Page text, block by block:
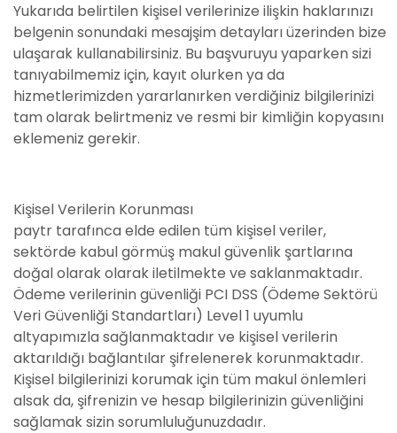
Yukarıda belirtilen kişisel verilerinize ilişkin haklarınızı
belgenin sonundaki mesajşim detayları üzerinden bize
ulaşarak kullanabilirsiniz. Bu başvuruyu yaparken sizi
tanıyabilmemiz için, kayıt olurken ya da
hizmetlerimizden yararlanırken verdiğiniz bilgilerinizi
tam olarak belirtmeniz ve resmi bir kimliğin kopyasını
eklemeniz gerekir.
Kişisel Verilerin Korunması
paytr tarafınca elde edilen tüm kişisel veriler,
sektörde kabul görmüş makul güvenlik şartlarına
doğal olarak olarak iletilmekte ve saklanmaktadır.
Ödeme verilerinin güvenliği PCI DSS (Ödeme Sektörü
Veri Güvenliği Standartları) Level 1 uyumlu
altyapımızla sağlanmaktadır ve kişisel verilerin
aktarıldığı bağlantılar şifrelenerek korunmaktadır.
Kişisel bilgilerinizi korumak için tüm makul önlemleri
alsak da, şifrenizin ve hesap bilgilerinizin güvenliğini
sağlamak sizin sorumluluğunuzdadır.